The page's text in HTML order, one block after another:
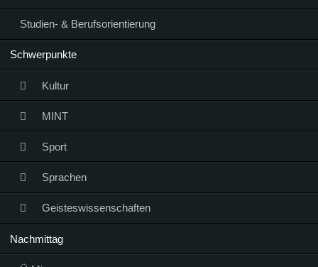
Studien- & Berufsorientierung
Schwerpunkte
Kultur
MINT
Sport
Sprachen
Geisteswissenschaften
Nachmittag